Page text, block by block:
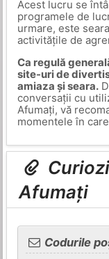
Acest lucru se
programele de
urmare, este
activitățile de
Ca regulă
site-uri de
amiaza și seara.
conversații cu
Afumați, vă
momentele în
Afumați
Codurile